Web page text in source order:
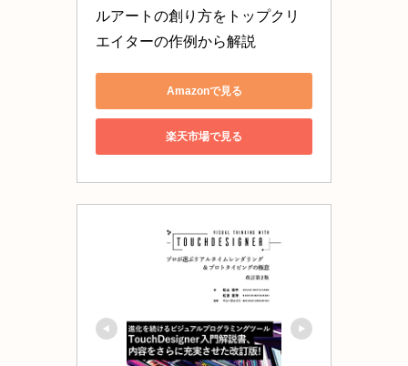
ルアートの創り方をトップクリ
エイターの作例から解説
Amazonで見る
楽天市場で見る